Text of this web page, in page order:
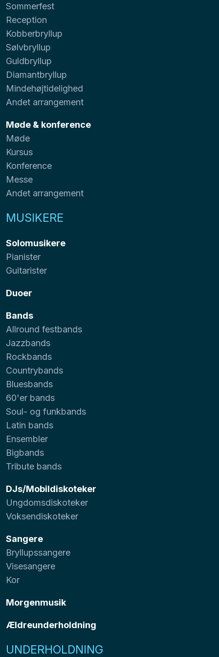
Sommerfest
Reception
Kobberbryllup
Sølvbryllup
Guldbryllup
Diamantbryllup
Mindehøjtidelighed
Andet arrangement
Møde & konference
Møde
Kursus
Konference
Messe
Andet arrangement
MUSIKERE
Solomusikere
Pianister
Guitarister
Duoer
Bands
Allround festbands
Jazzbands
Rockbands
Countrybands
Bluesbands
60'er bands
Soul- og funkbands
Latin bands
Ensembler
Bigbands
Tribute bands
DJs/Mobildiskoteker
Ungdomsdiskoteker
Voksendiskoteker
Sangere
Bryllupssangere
Visesangere
Kor
Morgenmusik
Ældreunderholdning
UNDERHOLDNING